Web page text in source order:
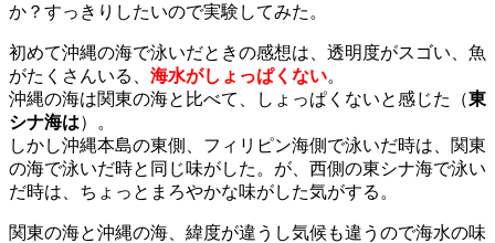
か？すっきりしたいので実験してみた。
初めて沖縄の海で泳いだときの感想は、透明度がスゴい、魚
がたくさんいる、 海水がしょっぱくない。
沖縄の海は関東の海と比べて、しょっぱくないと感じた（東
シナ海は）。
しかし沖縄本島の東側、フィリピン海側で泳いだ時は、関東
の海で泳いだ時と同じ味がした。が、西側の東シナ海で泳い
だ時は、ちょっとまろやかな味がした気がする。
関東の海と沖縄の海、緯度が違うし気候も違うので海水の味